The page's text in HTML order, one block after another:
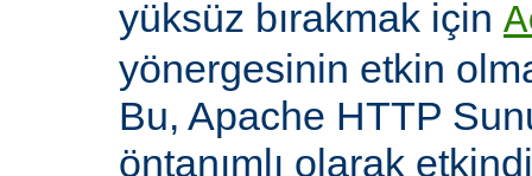
yüksüz bırakmak için
yönergesinin etkin
Bu, Apache HTTP
öntanımlı olarak